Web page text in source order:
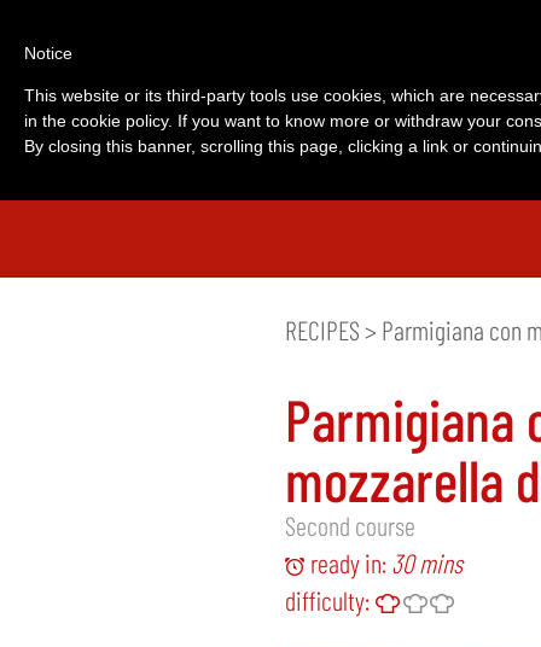
RECIPES > Parmigiana con
Parmigiana
mozzarella
Second course
ready in:30 mins
difficulty:
Notice
This website or its third-party tools use cookies, which are
in the cookie policy. If you want to know more or withdraw your
By closing this banner, scrolling this page, clicking a link or